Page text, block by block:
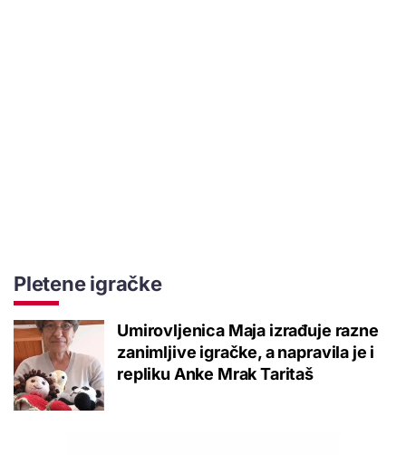
Pletene igračke
Umirovljenica Maja izrađuje razne
zanimljive igračke, a napravila je i
repliku Anke Mrak Taritaš